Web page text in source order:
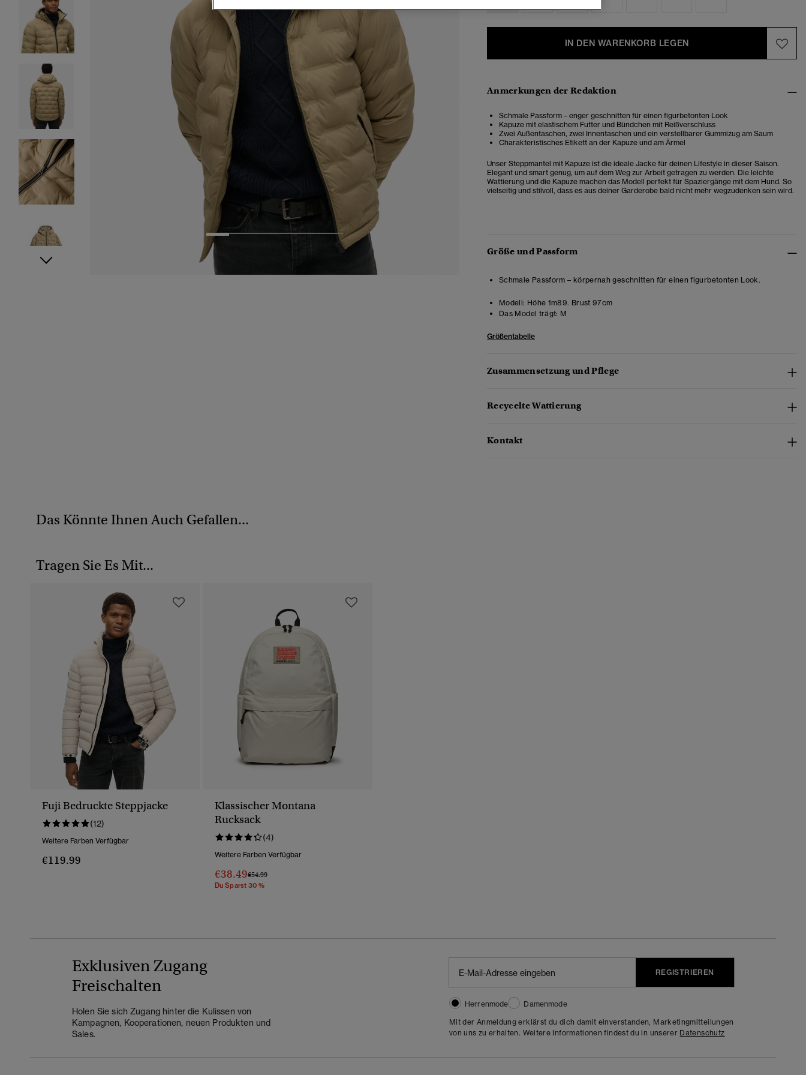
IN DEN WARENKORB LEGEN
Anmerkungen der Redaktion
Schmale Passform – enger geschnitten für einen figurbetonten Look
Kapuze mit elastischem Futter und Bündchen mit Reißverschluss
Zwei Außentaschen, zwei Innentaschen und ein verstellbarer Gummizug am Saum
Charakteristisches Etikett an der Kapuze und am Ärmel
Unser Steppmantel mit Kapuze ist die ideale Jacke für deinen Lifestyle in dieser Saison.
Elegant und smart genug, um auf dem Weg zur Arbeit getragen zu werden. Die leichte
Wattierung und die Kapuze machen das Modell perfekt für Spaziergänge mit dem Hund. So
vielseitig und stilvoll, dass es aus deiner Garderobe bald nicht mehr wegzudenken sein wird.
Größe und Passform
Schmale Passform – körpernah geschnitten für einen figurbetonten Look.
Modell: Höhe 1m89. Brust 97cm
Das Model trägt: M
Größentabelle
Zusammensetzung und Pflege
Recycelte Wattierung
Kontakt
Das Könnte Ihnen Auch Gefallen...
Tragen Sie Es Mit...
Fuji Bedruckte Steppjacke
(12)
Weitere Farben Verfügbar
€119.99
Klassischer Montana
Rucksack
(4)
Weitere Farben Verfügbar
€38.49Preis Wurde Reduziert Von
€54.99Bis
Du Sparst 30 %
Exklusiven Zugang
Freischalten
Holen Sie sich Zugang hinter die Kulissen von
Kampagnen, Kooperationen, neuen Produkten und
Sales.
REGISTRIEREN
Herrenmode
Damenmode
Mit der Anmeldung erklärst du dich damit einverstanden, Marketingmitteilungen
von uns zu erhalten. Weitere Informationen findest du in unserer Datenschutz